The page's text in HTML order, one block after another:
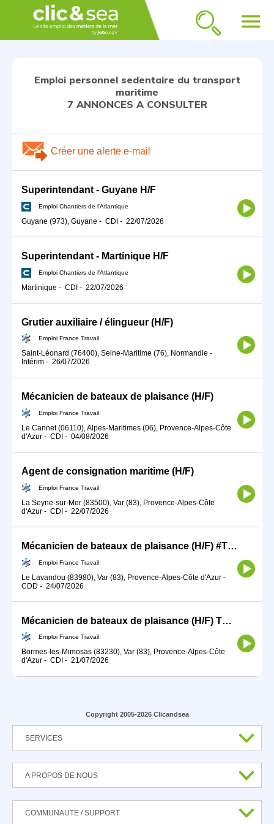
menu
Emploi personnel sedentaire du transport
maritime
7 ANNONCES A CONSULTER
Créer une alerte e-mail
Superintendant - Guyane H/F
Emploi Chantiers de l'Atlantique
Guyane (973), Guyane - CDI - 22/07/2026
Superintendant - Martinique H/F
Emploi Chantiers de l'Atlantique
Martinique - CDI - 22/07/2026
Grutier auxiliaire / élingueur (H/F)
Emploi France Travail
Saint-Léonard (76400), Seine-Maritime (76), Normandie -
Intérim - 26/07/2026
Mécanicien de bateaux de plaisance (H/F)
Emploi France Travail
Le Cannet (06110), Alpes-Maritimes (06), Provence-Alpes-Côte
d'Azur - CDI - 04/08/2026
Agent de consignation maritime (H/F)
Emploi France Travail
La Seyne-sur-Mer (83500), Var (83), Provence-Alpes-Côte
d'Azur - CDI - 22/07/2026
Mécanicien de bateaux de plaisance (H/F) #TDFE2026
Emploi France Travail
Le Lavandou (83980), Var (83), Provence-Alpes-Côte d'Azur -
CDD - 24/07/2026
Mécanicien de bateaux de plaisance (H/F) TDFE2026
Emploi France Travail
Bormes-les-Mimosas (83230), Var (83), Provence-Alpes-Côte
d'Azur - CDI - 21/07/2026
Copyright 2005-2026 Clicandsea
SERVICES
A PROPOS DE NOUS
COMMUNAUTE / SUPPORT